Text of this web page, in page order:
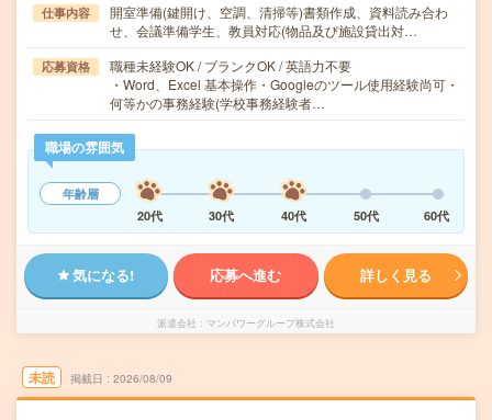
仕事内容
開室準備(鍵開け、空調、清掃等)書類作成、資料読み合わ
せ、会議準備学生、教員対応(物品及び施設貸出対…
応募資格
職種未経験OK / ブランクOK / 英語力不要
・Word、Excel 基本操作・Googleのツール使用経験尚可・
何等かの事務経験(学校事務経験者…
職場の雰囲気
年齢層
20代
30代 40代 50代 60代
気になる! 応募へ進む 詳しく見る
派遣会社 マンパワーグループ株式会社
未読 掲載日 2026/08/09